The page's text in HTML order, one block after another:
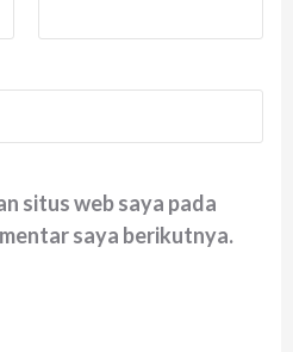
situs web saya pada
saya berikutnya.